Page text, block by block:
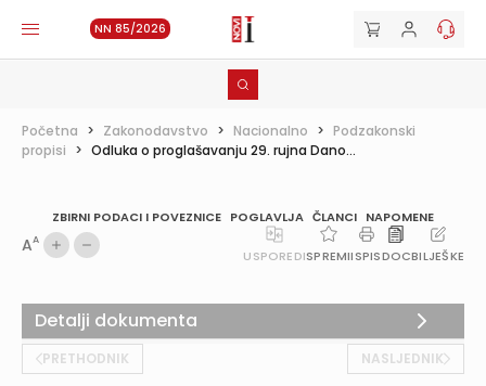
NN 85/2026
Početna > Zakonodavstvo > Nacionalno > Podzakonski
propisi > Odluka o proglašavanju 29. rujna Dano...
ZBIRNI PODACI I POVEZNICE POGLAVLJA ČLANCI NAPOMENE
AA
USPOREDISPREMIISPISDOCBILJEŠKE
PRETHODNIK NASLJEDNIK
Detalji dokumenta